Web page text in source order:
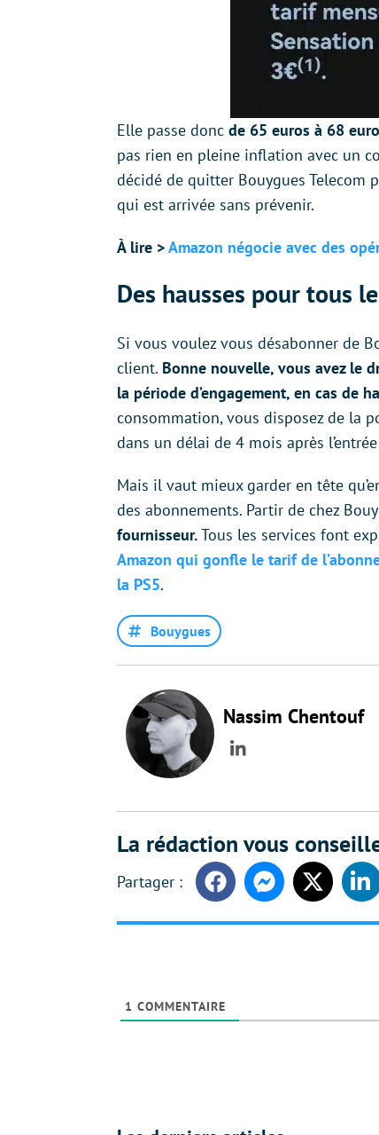
Elle passe donc de 65 euros à 68
pas rien en pleine inflation avec un
décidé de quitter Bouygues Telecom
qui est arrivée sans prévenir.
À lire >Amazon négocie avec des
Des hausses pour tous
Si vous voulez vous désabonner de
client. Bonne nouvelle, vous avez le
la période d’engagement, en cas de
consommation, vous disposez de la
dans un délai de 4 mois après
Mais il vaut mieux garder en tête
des abonnements. Partir de chez
fournisseur.Tous les services font
Amazon qui gonfle le tarif de
la PS5.
Bouygues
Nassim Chentouf
LinkedIn
La rédaction vous
FacebookMessengerTwitter
1 COMMENTAIRE